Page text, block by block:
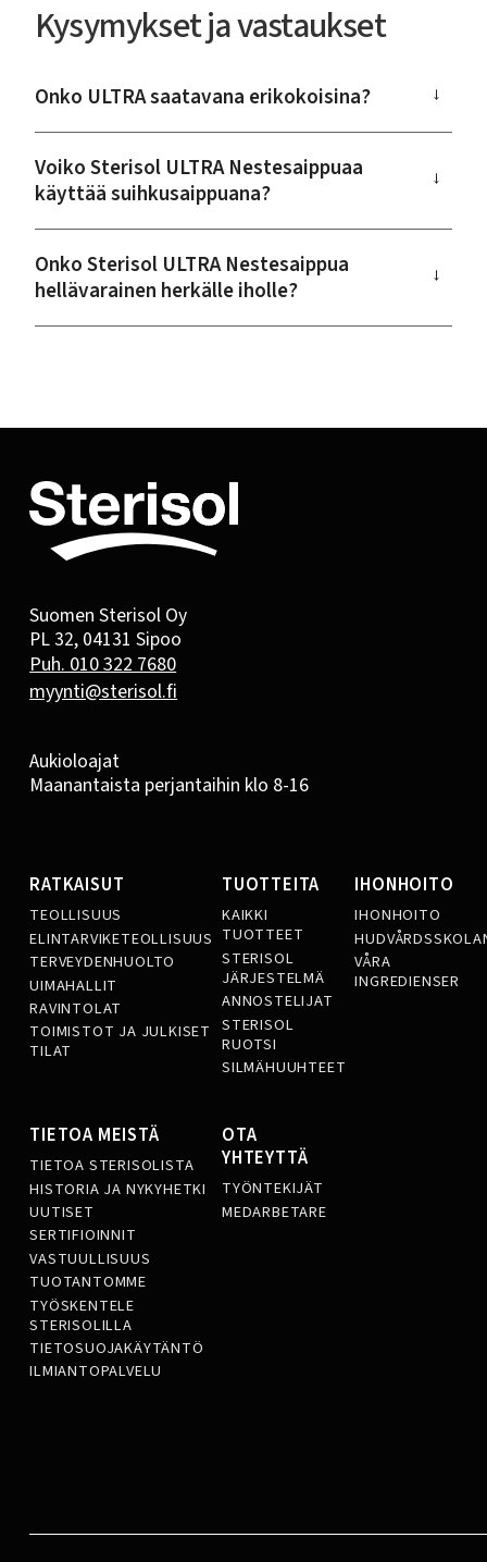
Kysymykset ja vastaukset
Onko ULTRA saatavana erikokoisina? →
Voiko Sterisol ULTRA Nestesaippuaa
käyttää suihkusaippuana?
→
Onko Sterisol ULTRA Nestesaippua
hellävarainen herkälle iholle?
→
Suomen Sterisol Oy
PL 32, 04131 Sipoo
Puh. 010 322 7680
myynti@sterisol.fi
Aukioloajat
Maanantaista perjantaihin klo 8-16
RATKAISUT
TEOLLISUUS
ELINTARVIKETEOLLISUUS
TERVEYDENHUOLTO
UIMAHALLIT
RAVINTOLAT
TOIMISTOT JA JULKISET
TILAT
TUOTTEITA
KAIKKI
TUOTTEET
STERISOL
JÄRJESTELMÄ
ANNOSTELIJAT
STERISOL
RUOTSI
SILMÄHUUHTEET
IHONHOITO
IHONHOITO
VÅRA
INGREDIENSER
TIETOA MEISTÄ
TIETOA STERISOLISTA
HISTORIA JA NYKYHETKI
UUTISET
SERTIFIOINNIT
VASTUULLISUUS
TUOTANTOMME
TYÖSKENTELE
STERISOLILLA
TIETOSUOJAKÄYTÄNTÖ
ILMIANTOPALVELU
OTA
YHTEYTTÄ
TYÖNTEKIJÄT
MEDARBETARE